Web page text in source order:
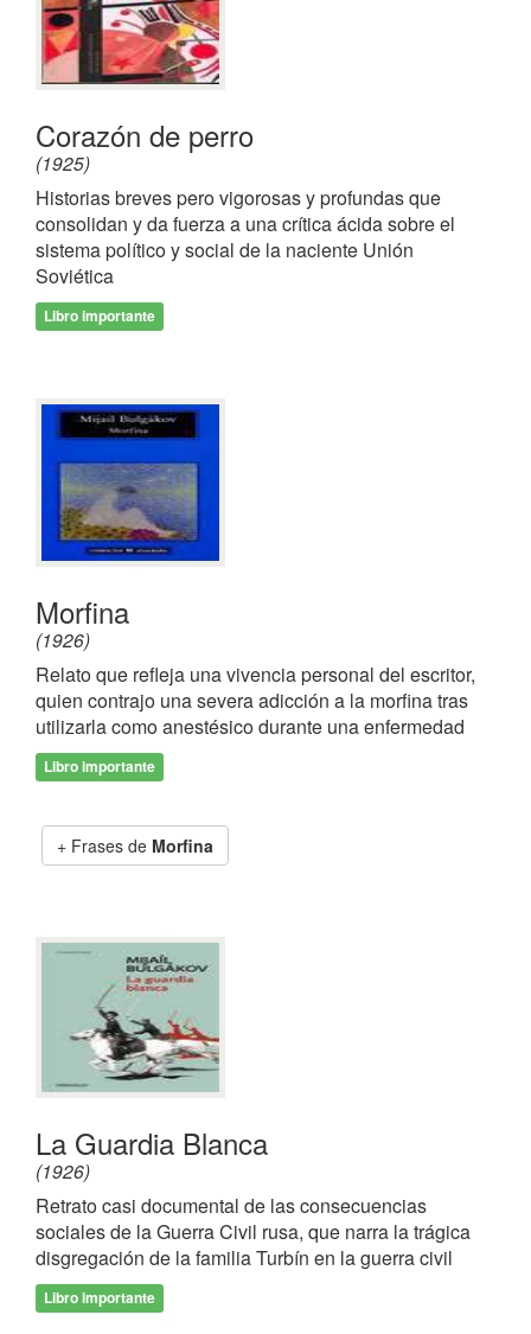
Corazón de perro
(1925)
Historias breves pero vigorosas y profundas que
consolidan y da fuerza a una crítica ácida sobre el
sistema político y social de la naciente Unión
Soviética
Libro importante
Morfina
(1926)
Relato que refleja una vivencia personal del escritor,
quien contrajo una severa adicción a la morfina tras
utilizarla como anestésico durante una enfermedad
Libro importante
Frases de Morfina
La Guardia Blanca
(1926)
Retrato casi documental de las consecuencias
sociales de la Guerra Civil rusa, que narra la trágica
disgregación de la familia Turbín en la guerra civil
Libro importante